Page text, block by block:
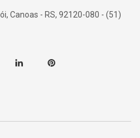
Canoas - RS, 92120-080 - (51)
Linkedin Pinterest